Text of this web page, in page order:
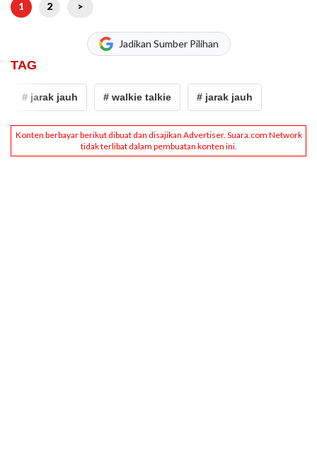
1 2 >
Jadikan Sumber Pilihan
TAG
# jarak jauh # walkie talkie # jarak jauh